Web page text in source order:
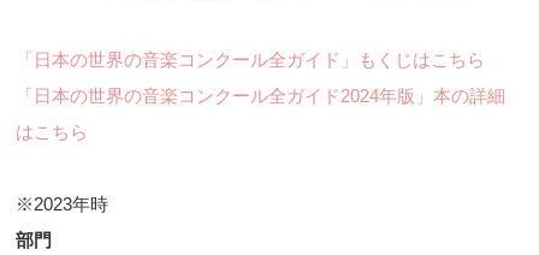
「日本の世界の音楽コンクール全ガイド」もくじはこちら
「日本の世界の音楽コンクール全ガイド2024年版」本の詳細
はこちら
※2023年時
部門